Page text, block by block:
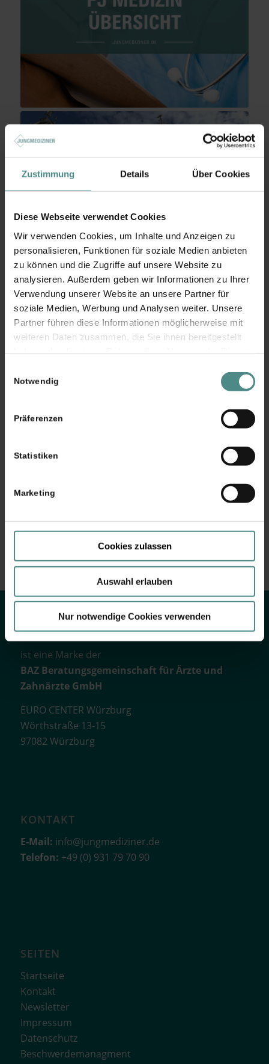
Zustimmung Details Über Cookies
Diese Webseite verwendet Cookies
Wir verwenden Cookies, um Inhalte und Anzeigen zu
personalisieren, Funktionen für soziale Medien anbieten
zu können und die Zugriffe auf unsere Website zu
analysieren. Außerdem geben wir Informationen zu Ihrer
Verwendung unserer Website an unsere Partner für
soziale Medien, Werbung und Analysen weiter. Unsere
Partner führen diese Informationen möglicherweise mit
weiteren Daten zusammen, die Sie ihnen bereitgestellt
Cookies, wenn Sie unsere Webseite weiterhin nutzen.
Notwendig
Präferenzen
Statistiken
Marketing
Cookies zulassen
Auswahl erlauben
Nur notwendige Cookies verwenden
jungmediziner.de
ist eine Marke der
BAZ Beratungsgemeinschaft für Ärzte und
Zahnärzte GmbH
EURO CENTER Würzburg
Wörthstraße 13-15
97082 Würzburg
KONTAKT
E-Mail: info@jungmediziner.de
Telefon: +49 (0) 931 79 70 90
SEITEN
Startseite
Kontakt
Newsletter
Impressum
Datenschutz
Beschwerdemanagment